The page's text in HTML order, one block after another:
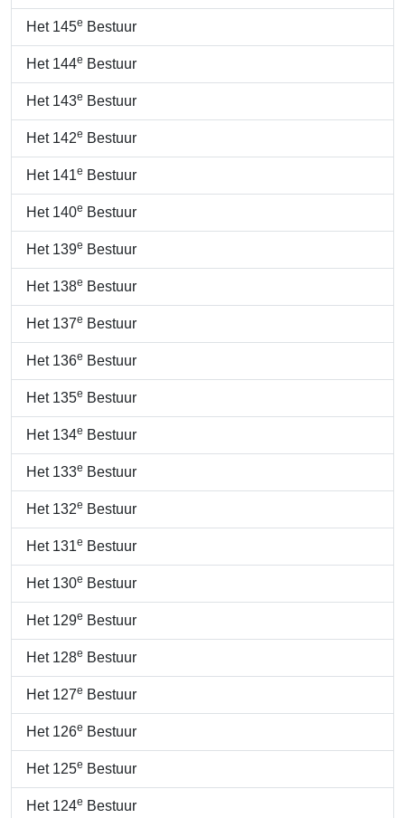
Het 145e Bestuur
Het 144e Bestuur
Het 143e Bestuur
Het 142e Bestuur
Het 141e Bestuur
Het 140e Bestuur
Het 139e Bestuur
Het 138e Bestuur
Het 137e Bestuur
Het 136e Bestuur
Het 135e Bestuur
Het 134e Bestuur
Het 133e Bestuur
Het 132e Bestuur
Het 131e Bestuur
Het 130e Bestuur
Het 129e Bestuur
Het 128e Bestuur
Het 127e Bestuur
Het 126e Bestuur
Het 125e Bestuur
Het 124e Bestuur